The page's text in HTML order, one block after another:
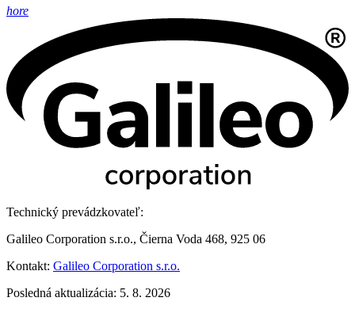
hore
Technický prevádzkovateľ:
Galileo Corporation s.r.o., Čierna Voda 468, 925 06
Kontakt: Galileo Corporation s.r.o.
Posledná aktualizácia: 5. 8. 2026